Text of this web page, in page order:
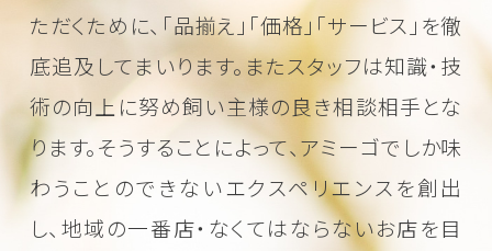
ただくために、 「品揃え」「価格」「サービス」を徹
底追及してまいります。またスタッフは知識・技
術の向上に努め飼い主様の良き相談相手とな
ります。そうすることによって、アミーゴでしか味
わうことのできないエクスペリエンスを創出
し、地域の一番店・なくてはならないお店を目